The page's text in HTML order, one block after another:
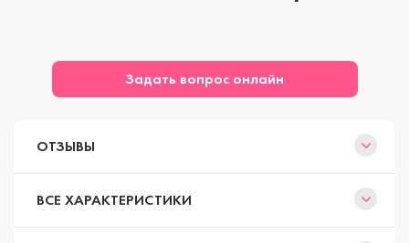
Задать вопрос онлайн
ОТЗЫВЫ
ВСЕ ХАРАКТЕРИСТИКИ